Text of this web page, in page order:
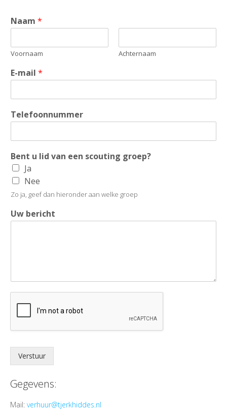
Naam *
Voornaam Achternaam
E-mail *
Telefoonnummer
Bent u lid van een scouting groep?
Ja
Nee
Zo ja, geef dan hieronder aan welke groep
Uw bericht
Verstuur
Gegevens:
Mail: verhuur@tjerkhiddes.nl